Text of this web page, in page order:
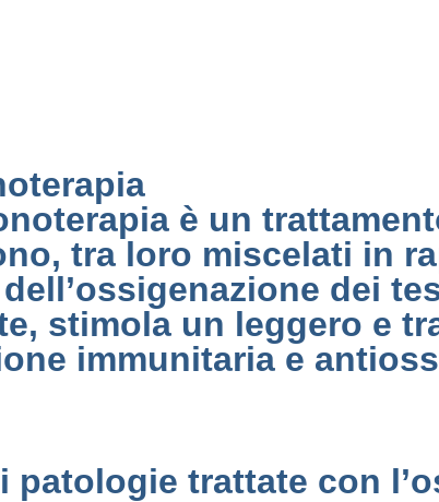
è un
tra loro miscelati in
dei
stimola un leggero e
immunitaria e
patologie trattate con